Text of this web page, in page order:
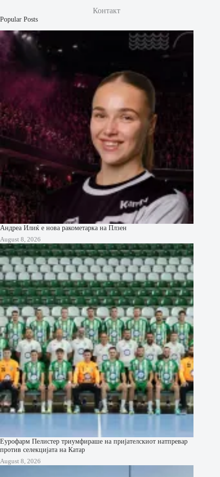
Контакт
Popular Posts
Андреа Илиќ е нова ракометарка на Плзен
August 8, 2026
Еурофарм Пелистер триумфираше на пријателскиот натпревар
против селекцијата на Катар
August 8, 2026